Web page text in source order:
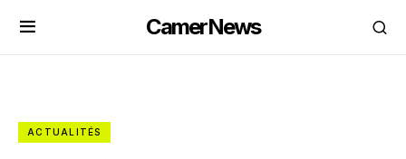
CamerNews
ACTUALITÉS